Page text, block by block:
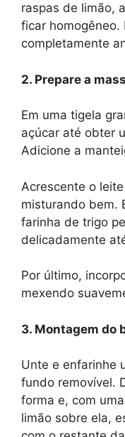
raspas de limão,
ficar homogêneo.
completamente
2. Prepare a
Em uma tigela
açúcar até obter
Adicione a
Acrescente o
misturando bem.
farinha de trigo
delicadamente
Por último,
mexendo
3. Montagem do
Unte e enfarinhe
fundo removível.
forma e, com
limão sobre ela,